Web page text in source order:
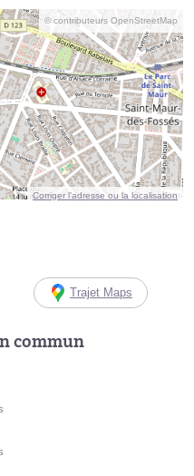
© contributeurs OpenStreetMap
Corriger l’adresse ou la localisation
Trajet Maps
commun